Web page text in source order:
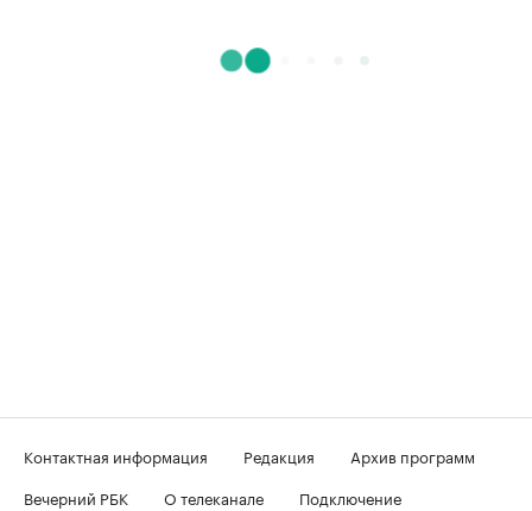
Контактная информация Редакция
Архив программ
Вечерний РБК
О телеканале
Подключение